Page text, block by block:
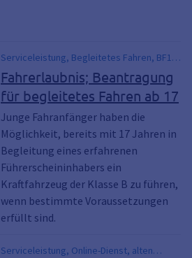
Serviceleistung, Begleitetes Fahren, BF17,
fahren 17, Fahren mit Begleitperson,
Führerschein in Bayern, Führerschein mit
17 Bayern
Fahrerlaubnis; Beantragung
für begleitetes Fahren ab 17
Junge Fahranfänger haben die
Möglichkeit, bereits mit 17 Jahren in
Begleitung eines erfahrenen
Führerscheininhabers ein
Kraftfahrzeug der Klasse B zu führen,
wenn bestimmte Voraussetzungen
erfüllt sind.
Serviceleistung, Online-Dienst, alten